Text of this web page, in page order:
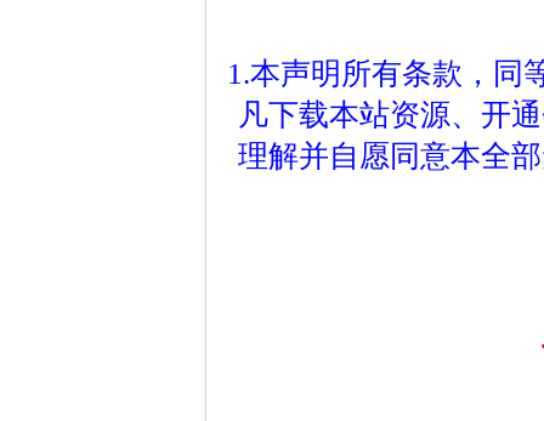
1.本声明所有条款，同
凡下载本站资源、开
理解并自愿同意本全